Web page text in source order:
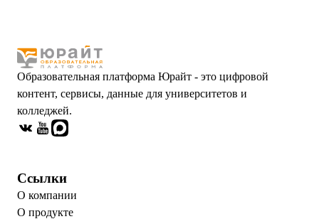
Образовательная платформа Юрайт - это цифровой
контент, сервисы, данные для университетов и
колледжей.
Ссылки
О компании
О продукте